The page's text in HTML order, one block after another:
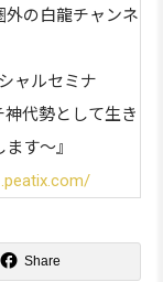
外の白龍チャンネ
ャルセミナ
代勢として生き
す〜』
 Share